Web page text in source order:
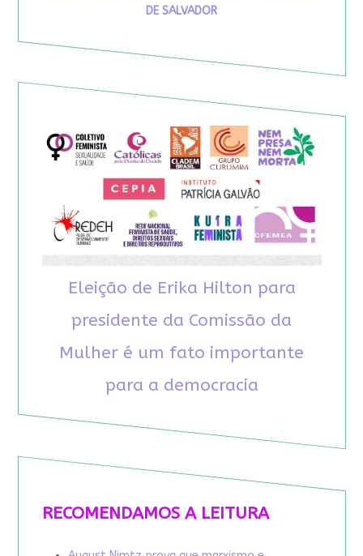
DE SALVADOR
Eleição de Erika Hilton para
presidente da Comissão da
Mulher é um fato importante
para a democracia
RECOMENDAMOS A LEITURA